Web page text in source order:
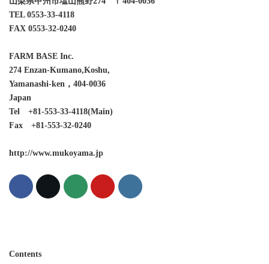
TEL 0553-33-4118
FAX 0553-32-0240
FARM BASE Inc.
274 Enzan-Kumano,Koshu,
Yamanashi-ken，404-0036
Japan
Tel +81-553-33-4118(Main)
Fax +81-553-32-0240
http://www.mukoyama.jp
Contents